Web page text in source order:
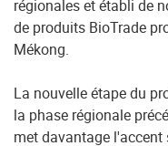
régionales et établi de
de produits BioTrade
Mékong.
La nouvelle étape du
la phase régionale
met davantage l'accent